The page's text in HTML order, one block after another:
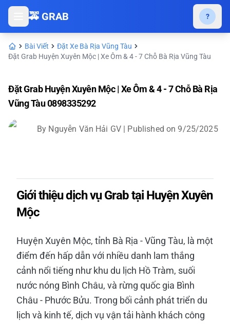
🚕 GRAB ?
Bài Viết
Đặt Xe Bà Rịa Vũng Tàu
Đặt Grab Huyện Xuyên Mộc | Xe Ôm & 4 - 7 Chỗ Bà Rịa Vũng Tàu
Đặt Grab Huyện Xuyên Mộc | Xe Ôm & 4 - 7 Chỗ Bà Rịa
Vũng Tàu 0898335292
By Nguyễn Văn Hải GV | Published on 9/25/2025
Giới thiệu dịch vụ Grab tại Huyện Xuyên
Mộc
Huyện Xuyên Mộc, tỉnh Bà Rịa - Vũng Tàu, là một
điểm đến hấp dẫn với nhiều danh lam thắng
cảnh nổi tiếng như khu du lịch Hồ Tràm, suối
nước nóng Bình Châu, và rừng quốc gia Bình
Châu - Phước Bửu. Trong bối cảnh phát triển du
lịch và kinh tế, dịch vụ vận tải hành khách công